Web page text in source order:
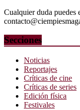
Cualquier duda puedes
Secciones
Noticias
Reportajes
Críticas de cine
Críticas de series
Edición física
Festivales